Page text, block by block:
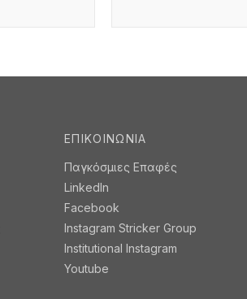
ΕΠΙΚΟΙΝΩΝΙΑ
Παγκόσμιες Επαφές
LinkedIn
Facebook
Instagram Stricker Group
Institutional Instagram
Youtube